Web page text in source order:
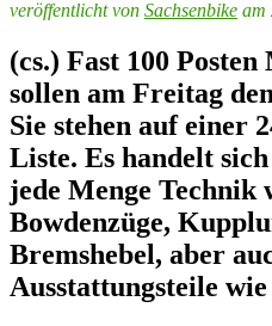
veröffentlicht von Sachsenbike am
(cs.) Fast 100
sollen am Freitag
Sie stehen auf einer
Liste. Es handelt
jede Menge Technik
Bowdenzüge,
Bremshebel, aber
Ausstattungsteile